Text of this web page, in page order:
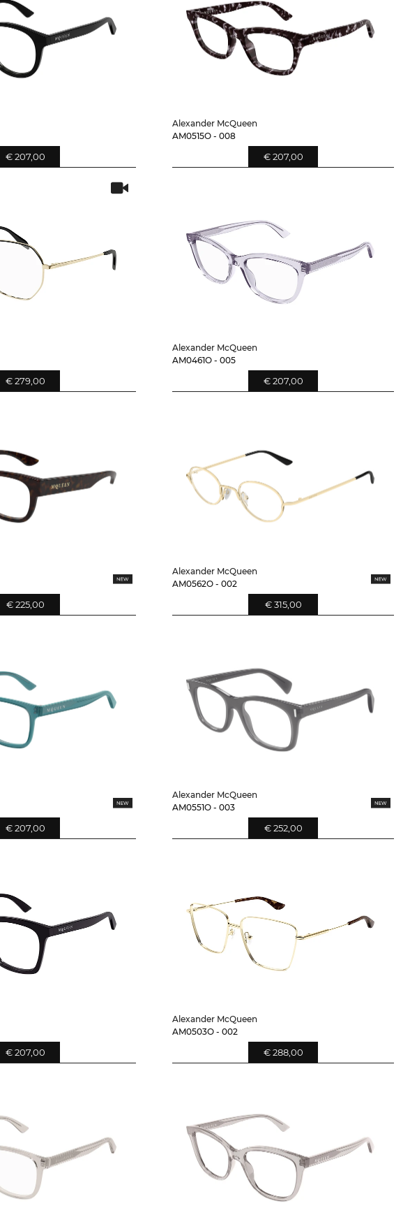
€ 207,00
Alexander McQueen
AM0515O - 008
€ 207,00
€ 279,00
Alexander McQueen
AM0461O - 005
€ 207,00
€ 225,00
Alexander McQueen
AM0562O - 002
€ 315,00
€ 207,00
Alexander McQueen
AM0551O - 003
€ 252,00
€ 207,00
Alexander McQueen
AM0503O - 002
€ 288,00